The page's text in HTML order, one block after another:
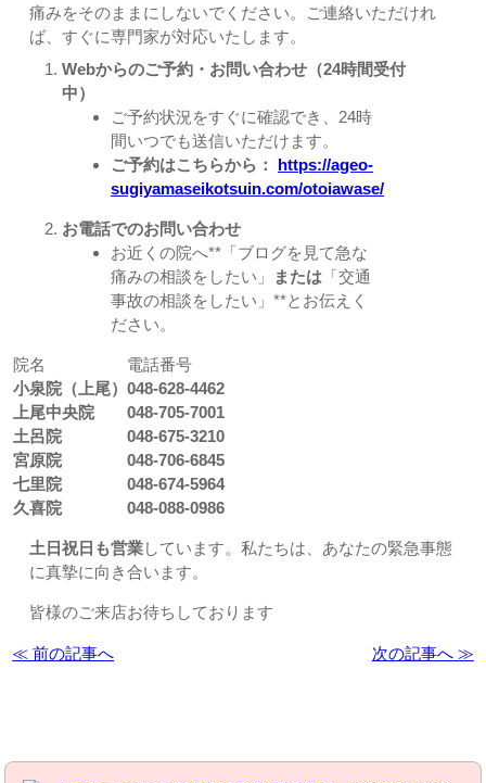
痛みをそのままにしないでください。ご連絡いただけれ
ば、すぐに専門家が対応いたします。
Webからのご予約・お問い合わせ（24時間受付
中）
ご予約状況をすぐに確認でき、24時
間いつでも送信いただけます。
ご予約はこちらから：
https://ageo-
sugiyamaseikotsuin.com/otoiawase/
お電話でのお問い合わせ
お近くの院へ**「ブログを見て急な
痛みの相談をしたい」
または 「交通
事故の相談をしたい」**とお伝えく
ださい。
院名
電話番号
小泉院（上尾） 048-628-4462
上尾中央院
048-705-7001
土呂院
048-675-3210
宮原院
048-706-6845
七里院
048-674-5964
久喜院
048-088-0986
土日祝日も営業しています。私たちは、あなたの緊急事態
に真摯に向き合います。
皆様のご来店お待ちしております
≪ 前の記事へ 次の記事へ ≫